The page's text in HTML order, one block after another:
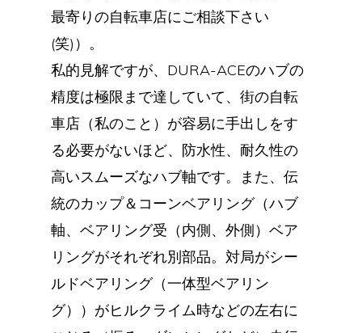
最寄りの自転車店にご相談下さい
(笑)）。
私的見解ですが、DURA-ACEのハブの
精度は極限まで達していて、街の自転
車店（私のこと）が容易に手出しをす
る必要がないほど、防水性、耐久性の
高いスムーズなハブ軸です。また、伝
統のカップ＆コーンベアリング（ハブ
軸、ベアリング受（内側、外側）ベア
リングがそれぞれ別部品。対局がシー
ルドベアリング（一体型ベアリン
グ））がヒルクライム時などの左右に